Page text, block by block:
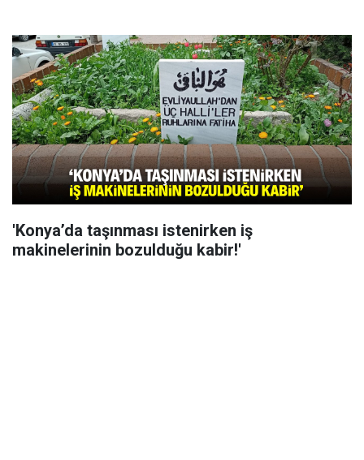
'Konya’da taşınması istenirken iş
makinelerinin bozulduğu kabir!'